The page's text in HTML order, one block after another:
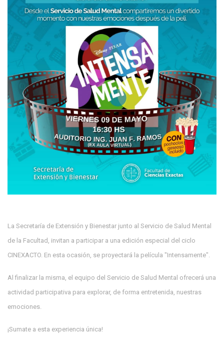
La Secretaría de Extensión y Bienestar junto al Servicio de Salud Mental
de la Facultad, invitan a participar a una edición especial del ciclo
CINEXACTO. En esta ocasión, se proyectará la película "Intensamente".
Al finalizar la misma, el equipo del Servicio de Salud Mental ofrecerá una
actividad participativa para explorar, de forma entretenida, nuestras
emociones.
¡Sumate a esta experiencia única!